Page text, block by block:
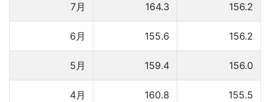
7月 164.3 156.2
6月 155.6 156.2
5月 159.4 156.0
4月 160.8 155.5